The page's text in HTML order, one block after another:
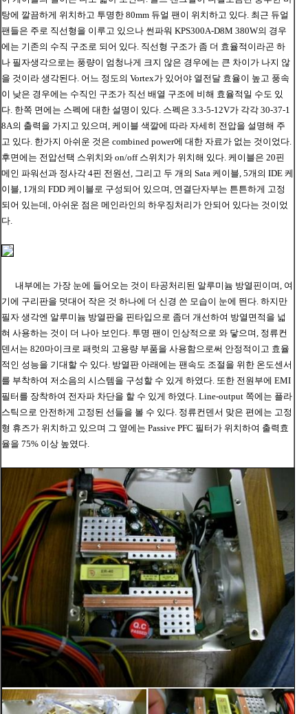
탕에 깔끔하게 위치하고 투명한 80mm 듀얼 팬이 위치하고 있다. 최근 듀얼
팬들은 주로 직선형을 이루고 있으나 썬파워 KPS300A-D8M 380W의 경우
에는 기존의 수직 구조로 되어 있다. 직선형 구조가 좀 더 효율적이라곤 하
나 필자생각으로는 풍량이 엄청나게 크지 않은 경우에는 큰 차이가 나지 않
을 것이라 생각된다. 어느 정도의 Vortex가 있어야 열전달 효율이 높고 풍속
이 낮은 경우에는 수직인 구조가 직선 배열 구조에 비해 효율적일 수도 있
다. 한쪽 면에는 스펙에 대한 설명이 있다. 스펙은 3.3-5-12V가 각각 30-37-1
8A의 출력을 가지고 있으며, 케이블 색깔에 따라 자세히 전압을 설명해 주
고 있다. 한가지 아쉬운 것은 combined power에 대한 자료가 없는 것이었다.
후면에는 전압선택 스위치와 on/off 스위치가 위치해 있다. 케이블은 20핀
메인 파워선과 정사각 4핀 전원선, 그리고 두 개의 Sata 케이블, 5개의 IDE 케
이블, 1개의 FDD 케이블로 구성되어 있으며, 연결단자부는 튼튼하게 고정
되어 있는데, 아쉬운 점은 메인라인의 하우징처리가 안되어 있다는 것이었
다.
내부에는 가장 눈에 들어오는 것이 타공처리된 알루미늄 방열핀이며, 여
기에 구리판을 덧대어 작은 것 하나에 더 신경 쓴 모습이 눈에 띈다. 하지만
필자 생각엔 알루미늄 방열판을 핀타입으로 좀더 개선하여 방열면적을 넓
혀 사용하는 것이 더 나아 보인다. 투명 팬이 인상적으로 와 닿으며, 정류컨
덴서는 820마이크로 패럿의 고용량 부품을 사용함으로써 안정적이고 효율
적인 성능을 기대할 수 있다. 방열판 아래에는 팬속도 조절을 위한 온도센서
를 부착하여 저소음의 시스템을 구성할 수 있게 하였다. 또한 전원부에 EMI
필터를 장착하여 전자파 차단을 할 수 있게 하였다. Line-output 쪽에는 플라
스틱으로 안전하게 고정된 선들을 볼 수 있다. 정류컨덴서 맞은 편에는 고정
형 휴즈가 위치하고 있으며 그 옆에는 Passive PFC 필터가 위치하여 출력효
율을 75% 이상 높였다.